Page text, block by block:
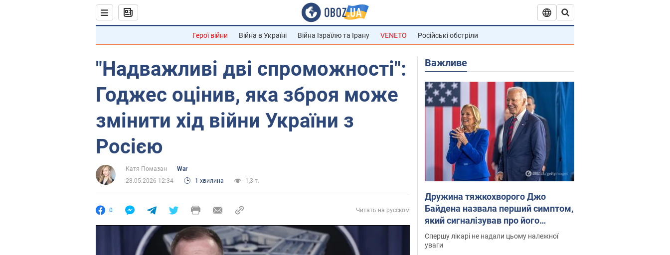
Герої війни Війна в Україні Війна Ізраїлю та Ірану VENETO Російські обстріли
"Надважливі дві спроможності":
Годжес оцінив, яка зброя може
змінити хід війни України з
Росією
Катя Помазан
War
28.05.2026 12:34
1 хвилина 1,3 т.
0 Читать на русском
Важливе
Дружина тяжкохворого Джо
Байдена назвала перший симптом,
який сигналізував про його
"агресивний" рак
Спершу лікарі не надали цьому належної
уваги